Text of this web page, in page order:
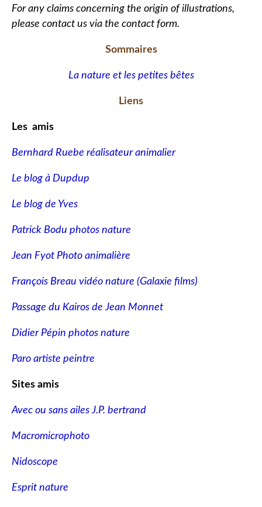
For any claims concerning the origin of illustrations,
please contact us via the contact form.
Sommaires
La nature et les petites bêtes
Liens
Les amis
Bernhard Ruebe réalisateur animalier
Le blog à Dupdup
Le blog de Yves
Patrick Bodu photos nature
Jean Fyot Photo animalière
François Breau vidéo nature (Galaxie films)
Passage du Kairos de Jean Monnet
Didier Pépin photos nature
Paro artiste peintre
Sites amis
Avec ou sans ailes J.P. bertrand
Macromicrophoto
Nidoscope
Esprit nature